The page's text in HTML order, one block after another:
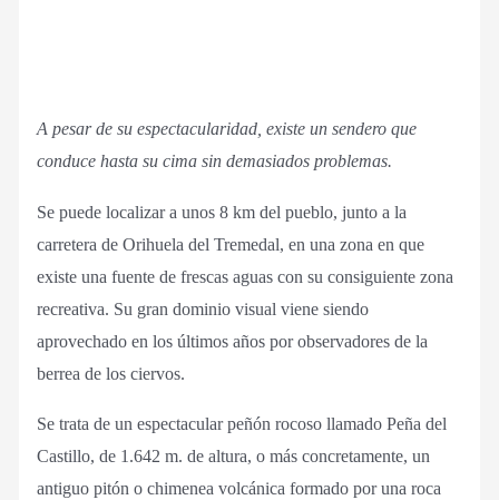
A pesar de su espectacularidad, existe un sendero que
conduce hasta su cima sin demasiados problemas.
Se puede localizar a unos 8 km del pueblo, junto a la
carretera de Orihuela del Tremedal, en una zona en que
existe una fuente de frescas aguas con su consiguiente zona
recreativa. Su gran dominio visual viene siendo
aprovechado en los últimos años por observadores de la
berrea de los ciervos.
Se trata de un espectacular peñón rocoso llamado Peña del
Castillo, de 1.642 m. de altura, o más concretamente, un
antiguo pitón o chimenea volcánica formado por una roca